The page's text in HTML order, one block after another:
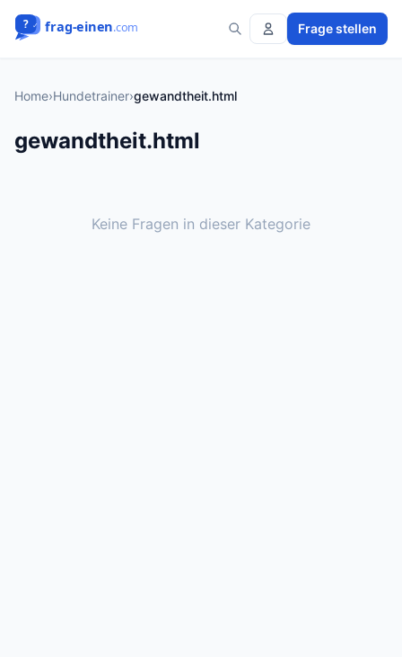
Frage stellen
Home›Hundetrainer›gewandtheit.html
gewandtheit.html
Keine Fragen in dieser Kategorie